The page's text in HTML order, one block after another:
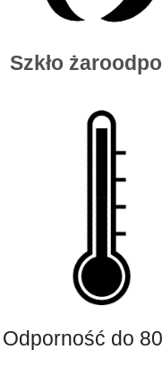
Szkło
Odporność do